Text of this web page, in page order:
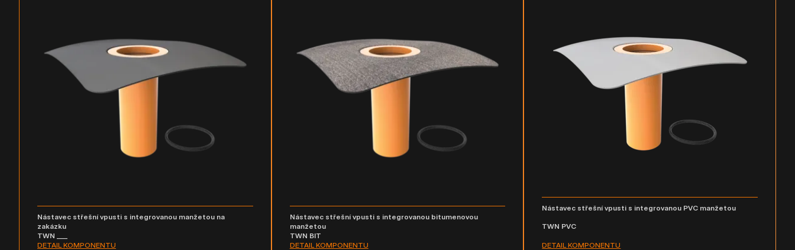
Nástavec střešní vpusti s integrovanou manžetou na
zakázku
TWN ___
DETAIL KOMPONENTU
Nástavec střešní vpusti s integrovanou bitumenovou
manžetou
TWN BIT
DETAIL KOMPONENTU
Nástavec střešní vpusti s integrovanou PVC manžetou
TWN PVC
DETAIL KOMPONENTU